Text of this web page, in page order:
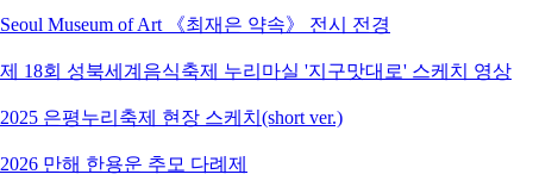
Seoul Museum of Art 《최재은 약속》 전시 전경
제 18회 성북세계음식축제 누리마실 '지구맛대로' 스케치 영상
2025 은평누리축제 현장 스케치(short ver.)
2026 만해 한용운 추모 다례제